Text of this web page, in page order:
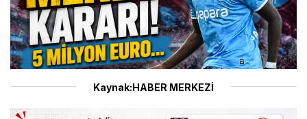
Kaynak:HABER MERKEZİ